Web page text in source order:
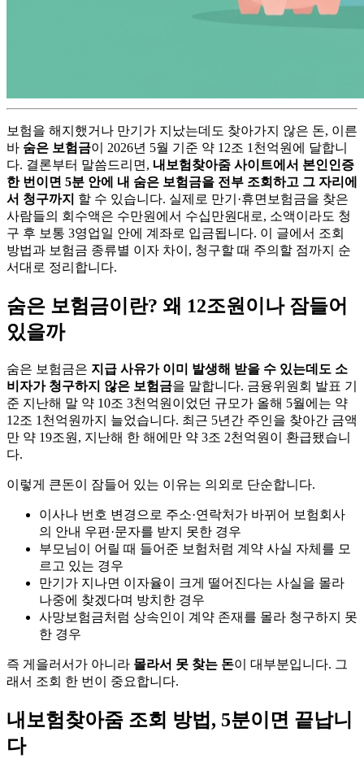
보험을 해지했거나 만기가 지났는데도 찾아가지 않은 돈, 이른
바 숨은 보험금이 2026년 5월 기준 약 12조 1천억원에 달합니
다. 결론부터 말씀드리면, 내보험찾아줌 사이트에서 본인인증
한 번이면 5분 안에 내 숨은 보험금을 전부 조회하고 그 자리에
서 청구까지 할 수 있습니다. 실제로 만기·휴면보험금을 찾은
사람들의 회수액은 수만원에서 수십만원대로, 소액이라도 청
구 후 보통 3영업일 안에 계좌로 입금됩니다. 이 글에서 조회
방법과 보험금 종류별 이자 차이, 청구할 때 주의할 점까지 순
서대로 정리합니다.
숨은 보험금이란? 왜 12조원이나 잠들어
있을까
숨은 보험금은 지급 사유가 이미 발생해 받을 수 있는데도 소
비자가 청구하지 않은 보험금을 말합니다. 금융위원회 발표 기
준 지난해 말 약 10조 3천억원이었던 규모가 올해 5월에는 약
12조 1천억원까지 늘었습니다. 최근 5년간 주인을 찾아간 금액
만 약 19조원, 지난해 한 해에만 약 3조 2천억원이 환급됐습니
다.
이렇게 큰돈이 잠들어 있는 이유는 의외로 단순합니다.
이사나 번호 변경으로 주소·연락처가 바뀌어 보험회사
의 안내 우편·문자를 받지 못한 경우
부모님이 어릴 때 들어준 보험처럼 계약 사실 자체를 모
르고 있는 경우
만기가 지나면 이자율이 크게 떨어진다는 사실을 몰라
나중에 찾겠다며 방치한 경우
사망보험금처럼 상속인이 계약 존재를 몰라 청구하지 못
한 경우
즉 게을러서가 아니라 몰라서 못 찾는 돈이 대부분입니다. 그
래서 조회 한 번이 중요합니다.
내보험찾아줌 조회 방법, 5분이면 끝납니
다